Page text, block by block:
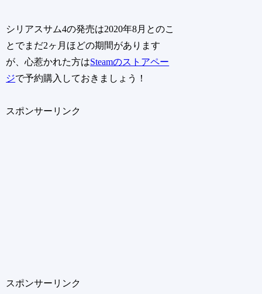
シリアスサム4の発売は2020年8月とのこ
とでまだ2ヶ月ほどの期間があります
が、心惹かれた方はSteamのストアペー
ジで予約購入しておきましょう！
スポンサーリンク
スポンサーリンク